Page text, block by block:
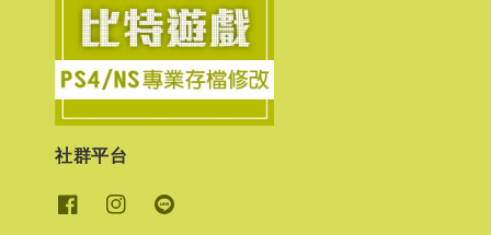
社群平台